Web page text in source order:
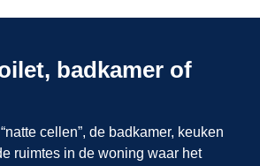
badkamer of
cellen”, de badkamer, keuken
ruimtes in de woning waar het